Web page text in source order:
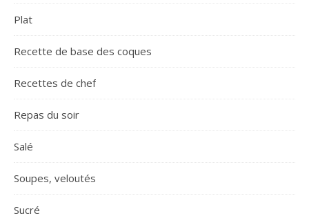
Plat
Recette de base des coques
Recettes de chef
Repas du soir
Salé
Soupes, veloutés
Sucré